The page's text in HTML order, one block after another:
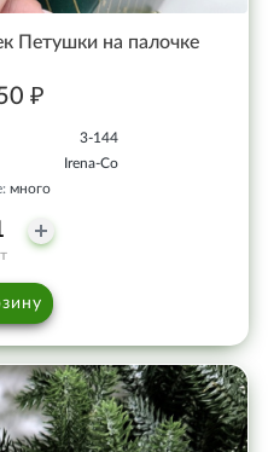
Петушки на палочке
₽
3-144
Irena-Co
много